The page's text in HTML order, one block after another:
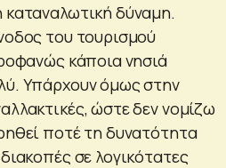
καταναλωτική δύναμη.
του τουρισμού
κάποια νησιά
Υπάρχουν όμως στην
ώστε δεν νομίζω
ποτέ τη δυνατότητα
σε λογικότατες